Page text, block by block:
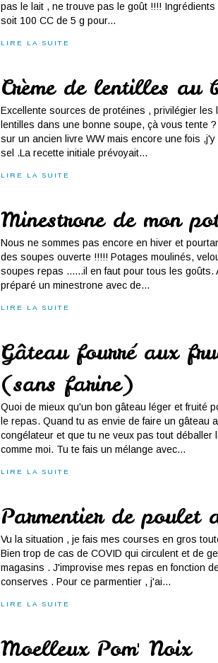
pas le lait , ne trouve pas le goût !!!!
soit 100 CC de 5 g pour...
LIRE LA SUITE
Crème de lentilles au
Excellente sources de protéines , privilégier les
lentilles dans une bonne soupe, çà vous tente
sur un ancien livre WW mais encore une fois
sel .La recette initiale prévoyait...
LIRE LA SUITE
Minestrone de mon
Nous ne sommes pas encore en hiver et
des soupes ouverte !!!!! Potages moulinés,
soupes repas ......il en faut pour tous les goûts.
préparé un minestrone avec de...
LIRE LA SUITE
Gâteau fourré aux
(sans farine)
Quoi de mieux qu'un bon gâteau léger et fruité
le repas. Quand tu as envie de faire un gâteau
congélateur et que tu ne veux pas tout déballer
comme moi. Tu te fais un mélange avec...
LIRE LA SUITE
Parmentier de poulet
Vu la situation , je fais mes courses en gros
Bien trop de cas de COVID qui circulent et de
magasins . J'improvise mes repas en fonction
conserves . Pour ce parmentier , j'ai...
LIRE LA SUITE
Moelleux Pom' Noix